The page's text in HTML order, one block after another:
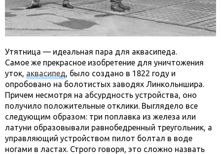
Утятница — идеальная пара для аквасипеда.
Самое же прекрасное изобретение для уничтожения
уток, аквасипед, было создано в 1822 году и
опробовано на болотистых заводях Линкольншира.
Причем несмотря на абсурдность устройства, оно
получило положительные отклики. Выглядело все
следующим образом: три поплавка из железа или
латуни образовывали равнобедренный треугольник, а
управляющий устройством пилот болтал в воде
ногами в ластах. Строго говоря, это сложно назвать